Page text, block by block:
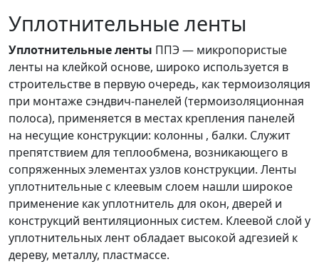
Уплотнительные ленты
Уплотнительные ленты ППЭ — микропористые
ленты на клейкой основе, широко используется в
строительстве в первую очередь, как термоизоляция
при монтаже сэндвич-панелей (термоизоляционная
полоса), применяется в местах крепления панелей
на несущие конструкции: колонны , балки. Служит
препятствием для теплообмена, возникающего в
сопряженных элементах узлов конструкции. Ленты
уплотнительные с клеевым слоем нашли широкое
применение как уплотнитель для окон, дверей и
конструкций вентиляционных систем. Клеевой слой у
уплотнительных лент обладает высокой адгезией к
дереву, металлу, пластмассе.